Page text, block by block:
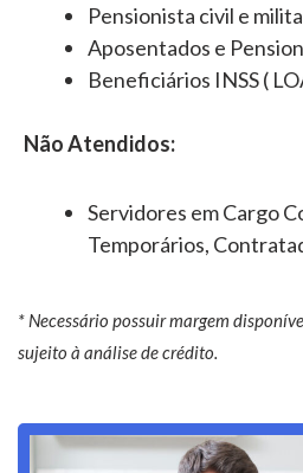
Pensionista civil e
Aposentados e
Beneficiários INSS (
Não Atendidos:
Servidores em Cargo
Temporários,
* Necessário possuir margem
sujeito à análise de crédito.